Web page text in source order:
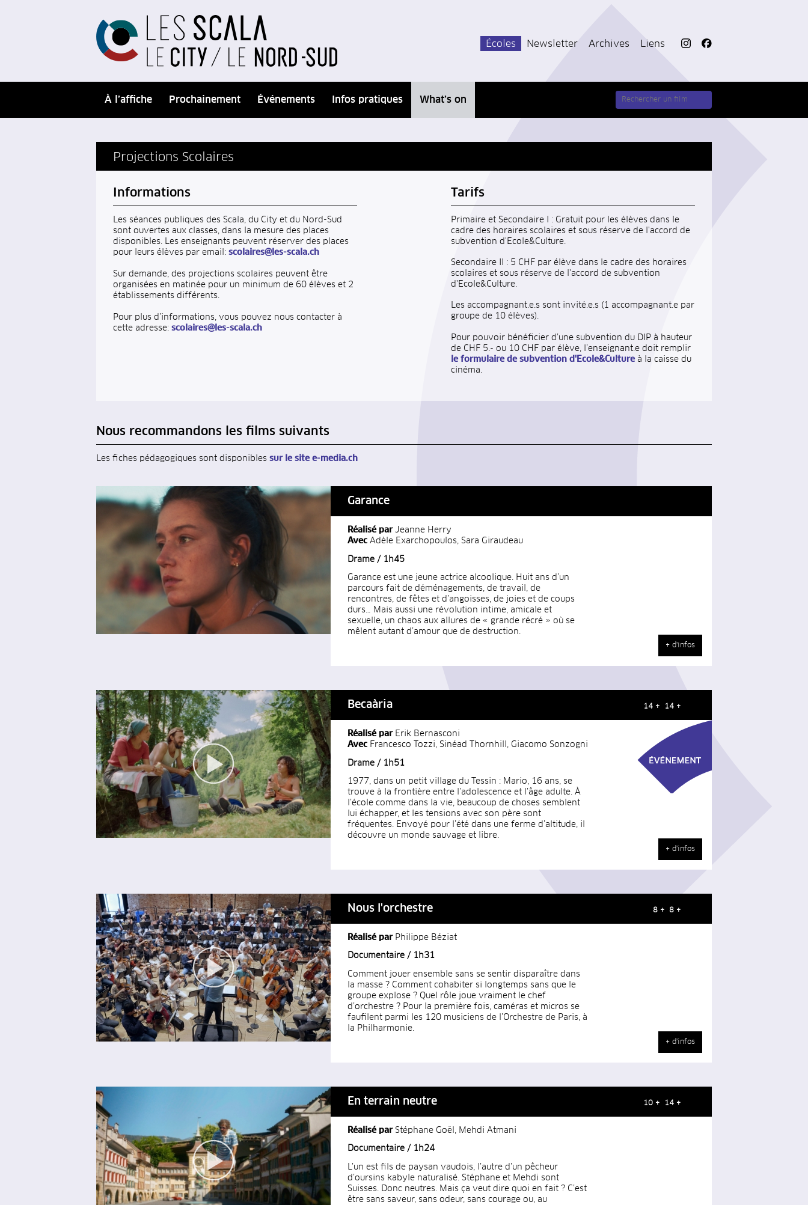
Écoles Newsletter Archives Liens
À l’affiche Prochainement Événements Infos pratiques What’s on
Projections Scolaires
Informations
Les séances publiques des Scala, du City et du Nord-Sud
sont ouvertes aux classes, dans la mesure des places
disponibles. Les enseignants peuvent réserver des places
pour leurs élèves par email: scolaires@les-scala.ch
Sur demande, des projections scolaires peuvent être
organisées en matinée pour un minimum de 60 élèves et 2
établissements différents.
Pour plus d’informations, vous pouvez nous contacter à
cette adresse: scolaires@les-scala.ch
Tarifs
Primaire et Secondaire I : Gratuit pour les élèves dans le
cadre des horaires scolaires et sous réserve de l'accord de
subvention d'Ecole&Culture.
Secondaire II : 5 CHF par élève dans le cadre des horaires
scolaires et sous réserve de l'accord de subvention
d'Ecole&Culture.
Les accompagnant.e.s sont invité.e.s (1 accompagnant.e par
groupe de 10 élèves).
Pour pouvoir bénéficier d’une subvention du DIP à hauteur
de CHF 5.- ou 10 CHF par élève, l’enseignant.e doit remplir
le formulaire de subvention d'Ecole&Culture à la caisse du
cinéma.
Nous recommandons les films suivants
Les fiches pédagogiques sont disponibles sur le site e-media.ch
Garance
Réalisé par Jeanne Herry
Avec Adèle Exarchopoulos, Sara Giraudeau
Drame / 1h45
Garance est une jeune actrice alcoolique. Huit ans d’un
parcours fait de déménagements, de travail, de
rencontres, de fêtes et d’angoisses, de joies et de coups
durs… Mais aussi une révolution intime, amicale et
sexuelle, un chaos aux allures de « grande récré » où se
mêlent autant d’amour que de destruction.
+ d'infos
Becaària 14 + 14 +
Réalisé par Erik Bernasconi
Avec Francesco Tozzi, Sinéad Thornhill, Giacomo Sonzogni
Drame / 1h51
1977, dans un petit village du Tessin : Mario, 16 ans, se
trouve à la frontière entre l’adolescence et l’âge adulte. À
l’école comme dans la vie, beaucoup de choses semblent
lui échapper, et les tensions avec son père sont
fréquentes. Envoyé pour l’été dans une ferme d’altitude, il
découvre un monde sauvage et libre.
+ d'infos
Nous l'orchestre 8 + 8 +
Réalisé par Philippe Béziat
Documentaire / 1h31
Comment jouer ensemble sans se sentir disparaître dans
la masse ? Comment cohabiter si longtemps sans que le
groupe explose ? Quel rôle joue vraiment le chef
d’orchestre ? Pour la première fois, caméras et micros se
faufilent parmi les 120 musiciens de l’Orchestre de Paris, à
la Philharmonie.
+ d'infos
En terrain neutre 10 + 14 +
Réalisé par Stéphane Goël, Mehdi Atmani
Documentaire / 1h24
L’un est fils de paysan vaudois, l’autre d’un pêcheur
d’oursins kabyle naturalisé. Stéphane et Mehdi sont
Suisses. Donc neutres. Mais ça veut dire quoi en fait ? C’est
être sans saveur, sans odeur, sans courage ou, au